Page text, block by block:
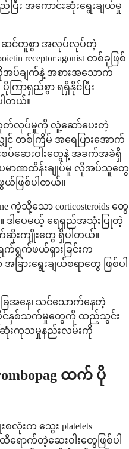
ပြီး အကောင်းဆုံးရွေးချယ်မှု
နဲ့ ဆင်တူစွာ အလုပ်လုပ်တဲ့
receptor agonist တစ်ခုဖြစ်
ပ်ချက်နဲ့ အစားအသောက်
ြာရှည်စွာ ရရှိနိုင်ပြီး
ါတယ်။
ထုတ်လုပ်မှုကို လှုံ့ဆော်ပေးတဲ့
င် တစ်ကြိမ် အရေပြားအောက်
ပ်ဆေးဝါးတွေနဲ့ အခက်အခဲရှိ
မာဏထိန်းချုပ်မှု လိုအပ်သူတွေ
ဖြစ်ပါတယ်။
ကဲ့သို့သော corticosteroids တွေ
ဒါပေမယ့် ရေရှည်အသုံးပြုတဲ့
ဆိုးကျိုးတွေ ရှိပါတယ်။
က်ရွက်ဖယ်ရှားခြင်းက
ားရွေးချယ်စရာတွေ ဖြစ်ပါ
အနေ၊ သင်သောက်နေတဲ့
ပိုင်နှစ်သက်မှုတွေကို ထည့်သွင်း
ဆုံးကုသမှုနည်းလမ်းကို
ထက် ပို
ျိုးစလုံးက သွေး platelets
ာက်တဲ့ဆေးဝါးတွေဖြစ်ပါ